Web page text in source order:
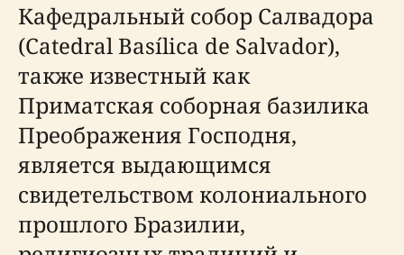
Кафедральный собор Салвадора
(Catedral Basílica de Salvador),
также известный как
Приматская соборная базилика
Преображения Господня,
является выдающимся
свидетельством колониального
прошлого Бразилии,